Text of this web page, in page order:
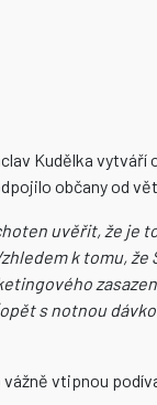
Kudělka
občany od
uvěřit, že je
k tomu, že
s notnou
vážně vtipnou